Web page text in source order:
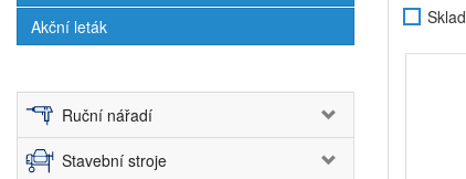
Akční leták
Ruční nářadí
Stavební stroje